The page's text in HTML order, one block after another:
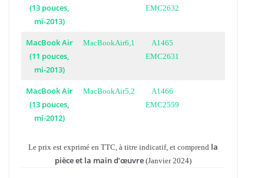
(13 pouces,
mi-2013)
EMC2632
MacBook Air
(11 pouces,
mi-2013)
MacBookAir6,1
A1465
EMC2631
MacBook Air
(13 pouces,
mi-2012)
MacBookAir5,2
A1466
EMC2559
Le prix est exprimé en TTC, à titre indicatif, et comprend la
pièce et la main d’œuvre (Janvier 2024)